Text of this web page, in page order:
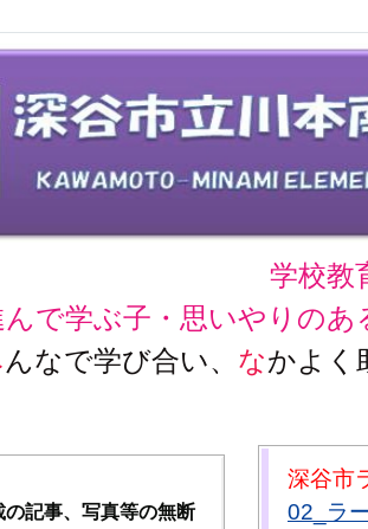
学校教
んで学ぶ子・思いやりの
んなで学び合い、 なかよく
記事、写真等の無断
深谷市
02_ラ